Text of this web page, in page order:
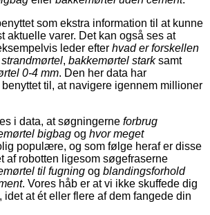
som ekstra information til at kunne
aktuelle varer. Det kan også ses at
leder efter hvad er forskellen
, bakkemørtel starksamt
0-4 mm. Den her data har
til, at navigere igennem millioner
i data, at søgningerne forbrug
bigbag og hvor meget
populære, og som følge heraf er disse
af robotten ligesom søgefraserne
til fugning og blandingsforhold
. Vores håb er at vi ikke skuffede dig
idet at ét eller flere af dem fangede din